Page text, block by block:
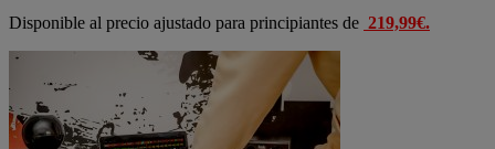
Disponible al precio ajustado para principiantes de 219,99€.